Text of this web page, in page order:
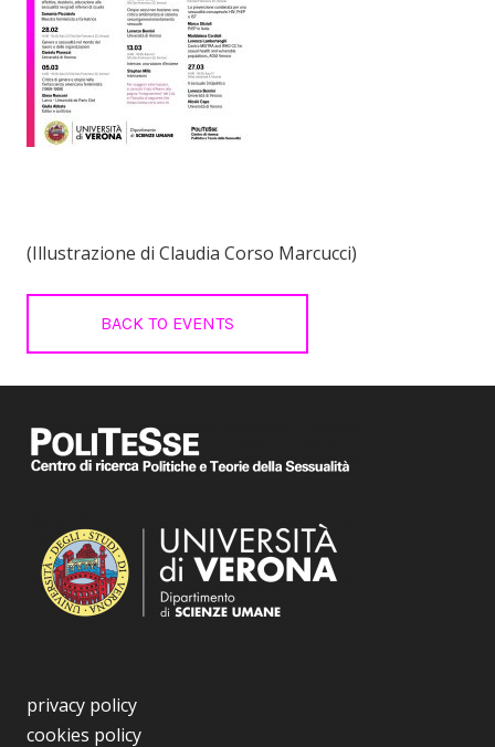
(Illustrazione di Claudia Corso Marcucci)
BACK TO EVENTS
privacy policy
cookies policy